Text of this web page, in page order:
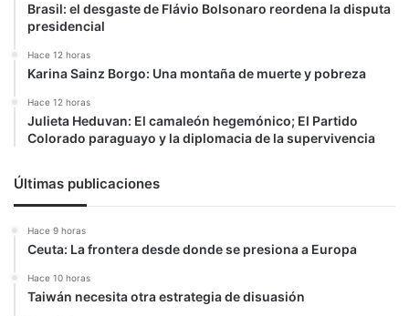
Brasil: el desgaste de Flávio Bolsonaro reordena la disputa
presidencial
Hace 12 horas
Karina Sainz Borgo: Una montaña de muerte y pobreza
Hace 12 horas
Julieta Heduvan: El camaleón hegemónico; El Partido
Colorado paraguayo y la diplomacia de la supervivencia
Últimas publicaciones
Hace 9 horas
Ceuta: La frontera desde donde se presiona a Europa
Hace 10 horas
Taiwán necesita otra estrategia de disuasión